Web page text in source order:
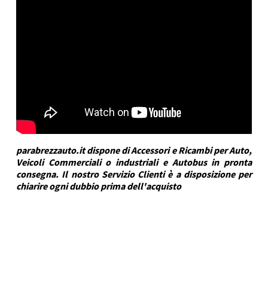
parabrezzauto.it dispone di Accessori e Ricambi per Auto,
Veicoli Commerciali o industriali e Autobus in pronta
consegna. Il nostro Servizio Clienti è a disposizione per
chiarire ogni dubbio prima dell'acquisto